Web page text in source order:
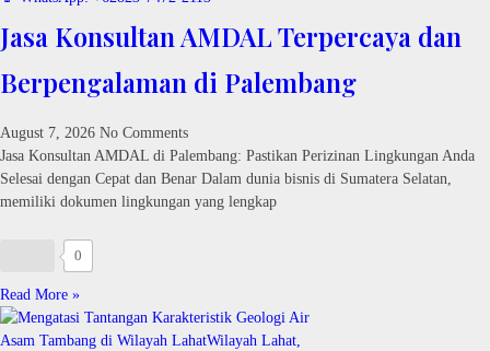
Jasa Konsultan AMDAL Terpercaya dan
Berpengalaman di Palembang
August 7, 2026 No Comments
Jasa Konsultan AMDAL di Palembang: Pastikan Perizinan Lingkungan Anda
Selesai dengan Cepat dan Benar Dalam dunia bisnis di Sumatera Selatan,
memiliki dokumen lingkungan yang lengkap
0
Read More »